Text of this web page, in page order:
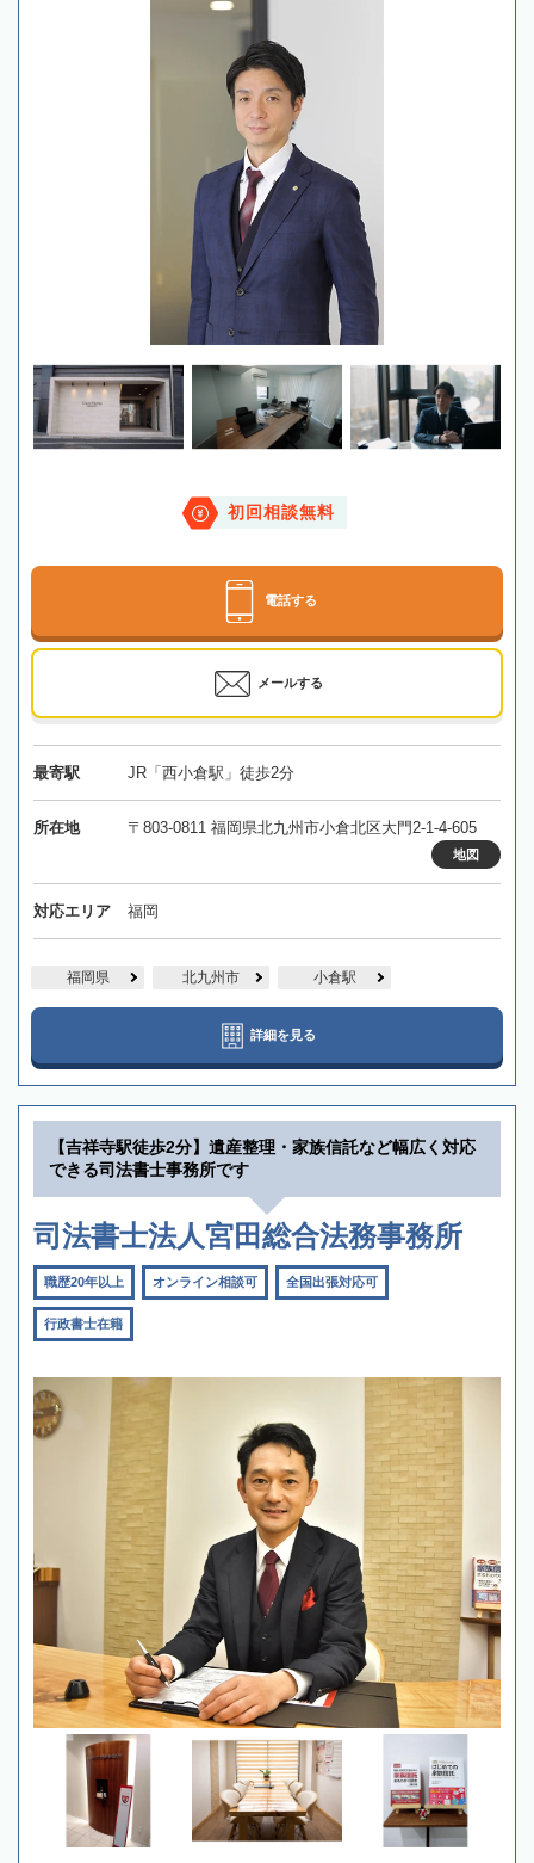
初回相談無料
電話する
メールする
最寄駅 JR「西小倉駅」徒歩2分
所在地 〒803-0811 福岡県北九州市小倉北区大門2-1-4-605
地図
対応エリア 福岡
福岡県 北九州市 小倉駅
詳細を見る
【吉祥寺駅徒歩2分】遺産整理・家族信託など幅広く対応
できる司法書士事務所です
司法書士法人宮田総合法務事務所
職歴20年以上 オンライン相談可 全国出張対応可
行政書士在籍